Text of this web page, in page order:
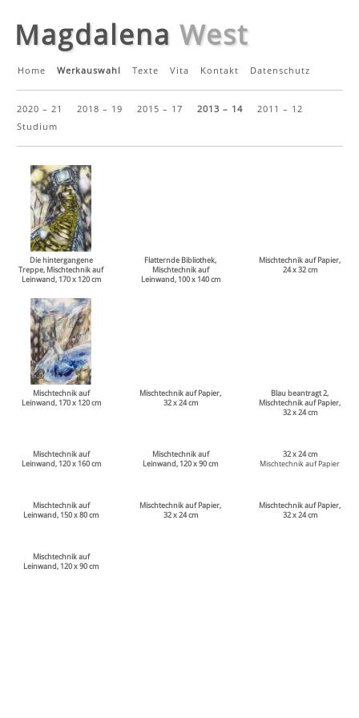
Magdalena West
Home Werkauswahl Texte Vita Kontakt Datenschutz
2020 – 21 2018 – 19 2015 – 17 2013 – 14
2011 – 12
Studium
Die hintergangene
Treppe, Mischtechnik auf
Leinwand, 170 x 120 cm
Flatternde Bibliothek,
Mischtechnik auf
Leinwand, 100 x 140 cm
Mischtechnik auf Papier,
24 x 32 cm
Mischtechnik auf
Leinwand, 170 x 120 cm
Mischtechnik auf Papier,
32 x 24 cm
Blau beantragt 2,
Mischtechnik auf Papier,
32 x 24 cm
Mischtechnik auf
Leinwand, 120 x 160 cm
Mischtechnik auf
Leinwand, 120 x 90 cm
32 x 24 cm
Mischtechnik auf Papier
Mischtechnik auf
Leinwand, 150 x 80 cm
Mischtechnik auf Papier,
32 x 24 cm
Mischtechnik auf Papier,
32 x 24 cm
Mischtechnik auf
Leinwand, 120 x 90 cm